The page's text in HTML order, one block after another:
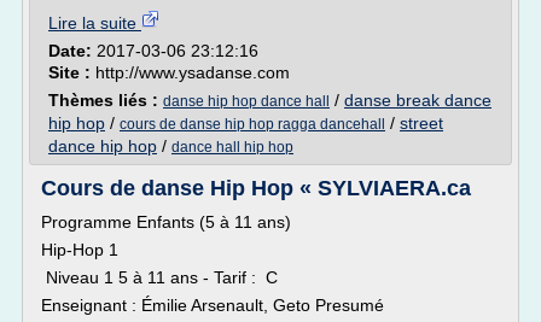
Lire la suite
Date: 2017-03-06 23:12:16
Site : http://www.ysadanse.com
Thèmes liés : danse hip hop dance hall / danse break dance
hip hop / cours de danse hip hop ragga dancehall / street
dance hip hop / dance hall hip hop
Cours de danse Hip Hop « SYLVIAERA.ca
Programme Enfants (5 à 11 ans)
Hip-Hop 1
Niveau 1 5 à 11 ans - Tarif : C
Enseignant : Émilie Arsenault, Geto Presumé